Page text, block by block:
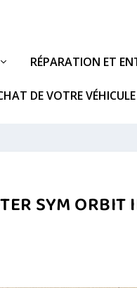
RÉPARATION ET
DE VOTRE VÉHICULE
SYM